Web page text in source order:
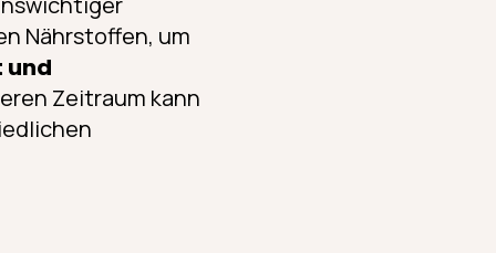
Nährstoffen, um
und
Zeitraum kann